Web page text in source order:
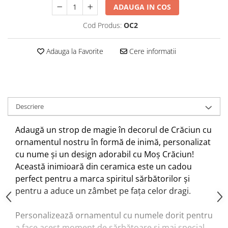
ADAUGA IN COS
Cod Produs: OC2
Adauga la Favorite Cere informatii
Descriere
Adaugă un strop de magie în decorul de Crăciun cu
ornamentul nostru în formă de inimă, personalizat
cu nume și un design adorabil cu Moș Crăciun!
Această inimioară din ceramica este un cadou
perfect pentru a marca spiritul sărbătorilor și
pentru a aduce un zâmbet pe fața celor dragi.
Personalizează ornamentul cu numele dorit pentru